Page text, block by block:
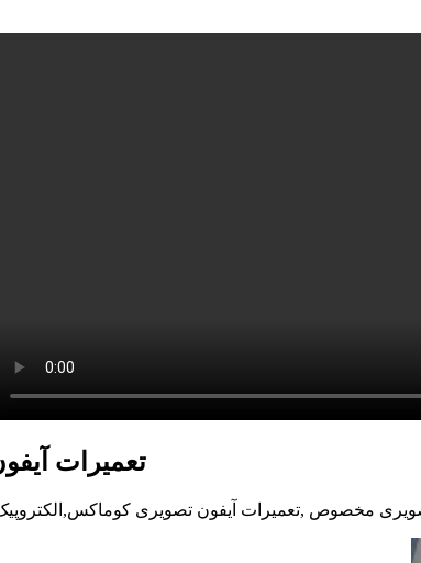
تعمیرات
مخصوص ,تعمیرات آیفون تصویری